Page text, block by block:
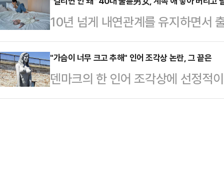
으로 끌려갔다.친구는 곰을 쫓기
은 경찰과 구조대가 수색에 나섰지
소다는 …
켄지 스텔리(23)는 보디빌더들에
출신인 스텔리는 둘째 아이를 낳은
타이니 트레저스(Tiny Treasures)
관에서는 모유 1온스당 1달러(약
양이 점점 더 많아지자 SNS에 이
만들기…
10년 넘게 내연관계를 유지하면서
40대 남녀가 징역형을 선고받았다
는 아동복지법 위반(아동매매, 아
게 징역 1년 2개월을, 여성 B씨에
고 밝혔다. 이들 모두에게 아동학
"가슴이 너무 크고 추해" 인어 조각상 논란, 그 끝은
덴마크의 한 인어 조각상에 선정적
다.4일(현지시간) 영국 가디언에 따